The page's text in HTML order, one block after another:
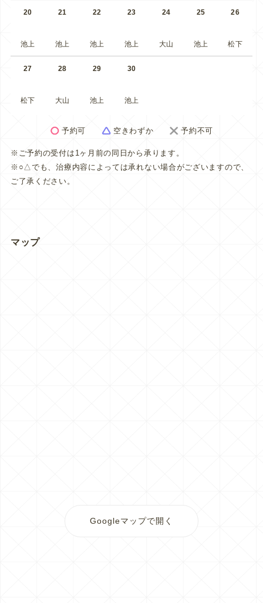
20
池上
21
池上
22
池上
23
池上
24
大山
25
池上
26
松下
27
松下
28
大山
29
池上
30
池上
予約可 空きわずか 予約不可
※ご予約の受付は1ヶ月前の同日から承ります。
※○△でも、治療内容によっては承れない場合がございますので、
ご了承ください。
マップ
Googleマップで開く